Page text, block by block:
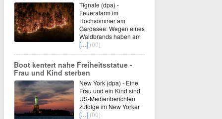
Tignale (dpa) -
Feueralarm im
Hochsommer am
Gardasee: Wegen eines
Waldbrands haben am
[…] (00)
Boot kentert nahe Freiheitsstatue -
Frau und Kind sterben
New York (dpa) - Eine
Frau und ein Kind sind
US-Medienberichten
zufolge im New Yorker
[…] (00)